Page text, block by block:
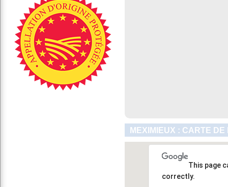
MEXIMIEUX : CARTE
This page
correctly.